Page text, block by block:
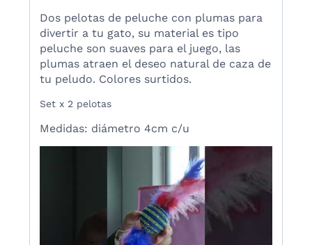
Dos pelotas de peluche con plumas para
divertir a tu gato, su material es tipo
peluche son suaves para el juego, las
plumas atraen el deseo natural de caza de
tu peludo. Colores surtidos.
Set x 2 pelotas
Medidas: diámetro 4cm c/u